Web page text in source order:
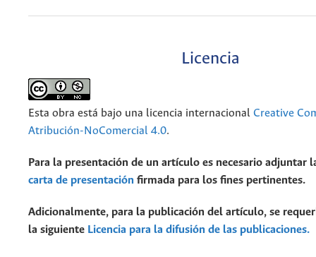
Licencia
Esta obra está bajo una licencia internacional Creative
Atribución-NoComercial 4.0.
Para la presentación de un artículo es necesario adjuntar
carta de presentación firmada para los fines pertinentes.
Adicionalmente, para la publicación del artículo, se
la siguiente Licencia para la difusión de las publicaciones.